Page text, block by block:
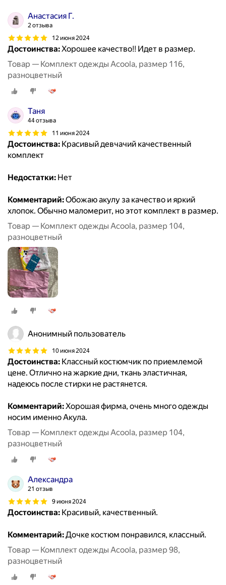
Анастасия Г.
2 отзыва
12 июня 2024
Достоинства:Хорошее качество!! Идет в размер.
Товар — Комплект одежды Acoola, размер 116,
разноцветный
Таня
44 отзыва
11 июня 2024
Достоинства: Красивый девчачий качественный
комплект
Недостатки: Нет
Комментарий:Обожаю акулу за качество и яркий
хлопок. Обычно маломерит, но этот комплект в размер.
Товар — Комплект одежды Acoola, размер 104,
разноцветный
Анонимный пользователь
10 июня 2024
Достоинства: Классный костюмчик по приемлемой
цене. Отлично на жаркие дни, ткань эластичная,
надеюсь после стирки не растянется.
Комментарий:Хорошая фирма, очень много одежды
носим именно Акула.
Товар — Комплект одежды Acoola, размер 104,
разноцветный
Александра
21 отзыв
9 июня 2024
Достоинства: Красивый, качественный.
Комментарий:Дочке костюм понравился, классный.
Товар — Комплект одежды Acoola, размер 98,
разноцветный